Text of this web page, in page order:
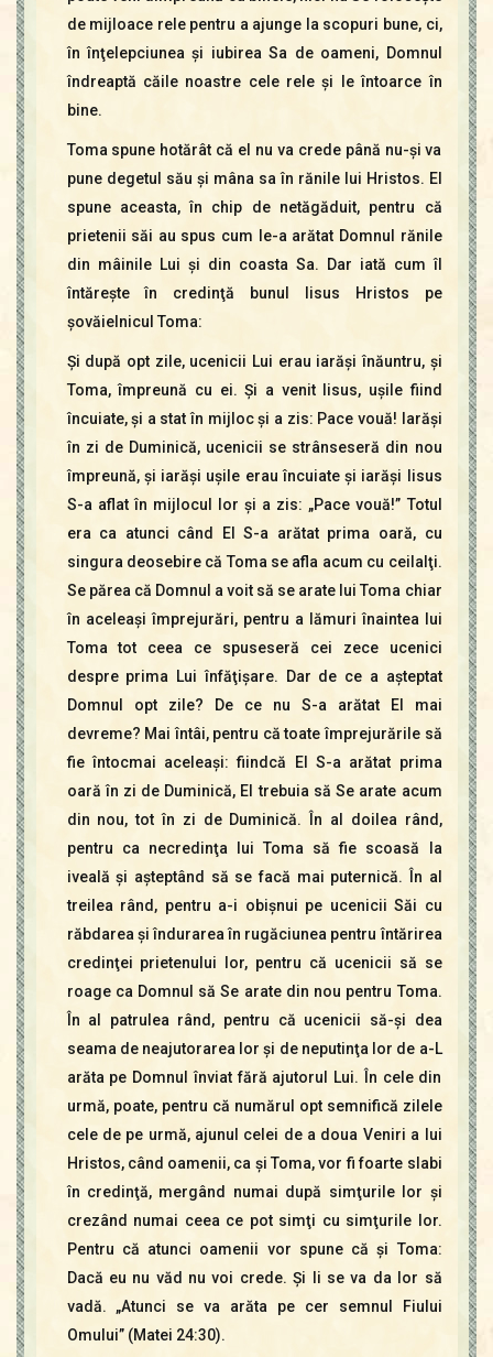
de mijloace rele pentru a ajunge la scopuri bune, ci,
în înţelepciunea şi iubirea Sa de oameni, Domnul
îndreaptă căile noastre cele rele şi le întoarce în
bine.
Toma spune hotărât că el nu va crede până nu-şi va
pune degetul său şi mâna sa în rănile lui Hristos. El
spune aceasta, în chip de netăgăduit, pentru că
prietenii săi au spus cum le-a arătat Domnul rănile
din mâinile Lui şi din coasta Sa. Dar iată cum îl
întăreşte în credinţă bunul Iisus Hristos pe
şovăielnicul Toma:
Şi după opt zile, ucenicii Lui erau iarăşi înăuntru, şi
Toma, împreună cu ei. Şi a venit Iisus, uşile fiind
încuiate, şi a stat în mijloc şi a zis: Pace vouă! Iarăşi
în zi de Duminică, ucenicii se strânseseră din nou
împreună, şi iarăşi uşile erau încuiate şi iarăşi Iisus
S-a aflat în mijlocul lor şi a zis: „Pace vouă!” Totul
era ca atunci când El S-a arătat prima oară, cu
singura deosebire că Toma se afla acum cu ceilalţi.
Se părea că Domnul a voit să se arate lui Toma chiar
în aceleaşi împrejurări, pentru a lămuri înaintea lui
Toma tot ceea ce spuseseră cei zece ucenici
despre prima Lui înfăţişare. Dar de ce a aşteptat
Domnul opt zile? De ce nu S-a arătat El mai
devreme? Mai întâi, pentru că toate împrejurările să
fie întocmai aceleaşi: fiindcă El S-a arătat prima
oară în zi de Duminică, El trebuia să Se arate acum
din nou, tot în zi de Duminică. În al doilea rând,
pentru ca necredinţa lui Toma să fie scoasă la
iveală şi aşteptând să se facă mai puternică. În al
treilea rând, pentru a-i obişnui pe ucenicii Săi cu
răbdarea şi îndurarea în rugăciunea pentru întărirea
credinţei prietenului lor, pentru că ucenicii să se
roage ca Domnul să Se arate din nou pentru Toma.
În al patrulea rând, pentru că ucenicii să-şi dea
seama de neajutorarea lor şi de neputinţa lor de a-L
arăta pe Domnul înviat fără ajutorul Lui. În cele din
urmă, poate, pentru că numărul opt semnifică zilele
cele de pe urmă, ajunul celei de a doua Veniri a lui
Hristos, când oamenii, ca şi Toma, vor fi foarte slabi
în credinţă, mergând numai după simţurile lor şi
crezând numai ceea ce pot simţi cu simţurile lor.
Pentru că atunci oamenii vor spune că şi Toma:
Dacă eu nu văd nu voi crede. Şi li se va da lor să
vadă. „Atunci se va arăta pe cer semnul Fiului
Omului” (Matei 24:30).